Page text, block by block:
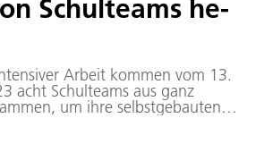
Schul­teams he­
Arbeit kommen vom 13.
acht Schulteams aus ganz
um ihre selbstgebauten